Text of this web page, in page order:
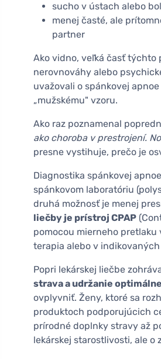
sucho v ústach alebo
menej časté, ale
partner
Ako vidno, veľká časť týchto
nerovnováhy alebo
uvažovali o spánkovej
„mužskému" vzoru.
Ako raz poznamenal
ako choroba v prestrojení.
presne vystihuje, prečo je
Diagnostika spánkovej
spánkovom laboratóriu
druhá možnosť je menej
liečby je prístroj CPAP
pomocou mierneho
terapia alebo v
Popri lekárskej liečbe
strava a udržanie
ovplyvniť. Ženy, ktoré sa
produktoch podporujúcich
prírodné doplnky stravy až
lekárskej starostlivosti, ale